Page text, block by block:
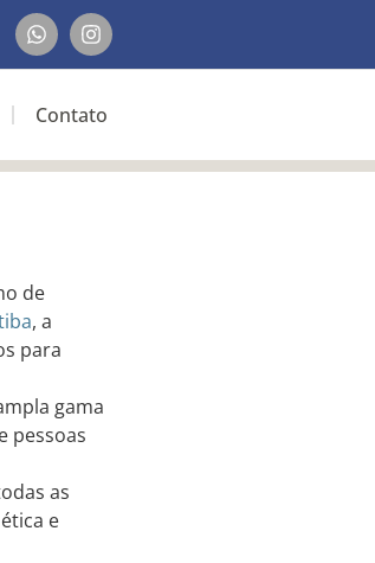
Contato
de
, a
para
gama
pessoas
as
e